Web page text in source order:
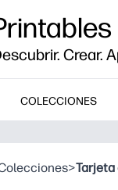
Crear.
COLECCIONES
>